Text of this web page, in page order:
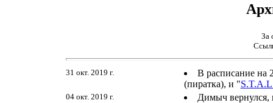
За
31 окт. 2019 г.
В расписание на
(пиратка), и "
04 окт. 2019 г.
Димыч вернулся,